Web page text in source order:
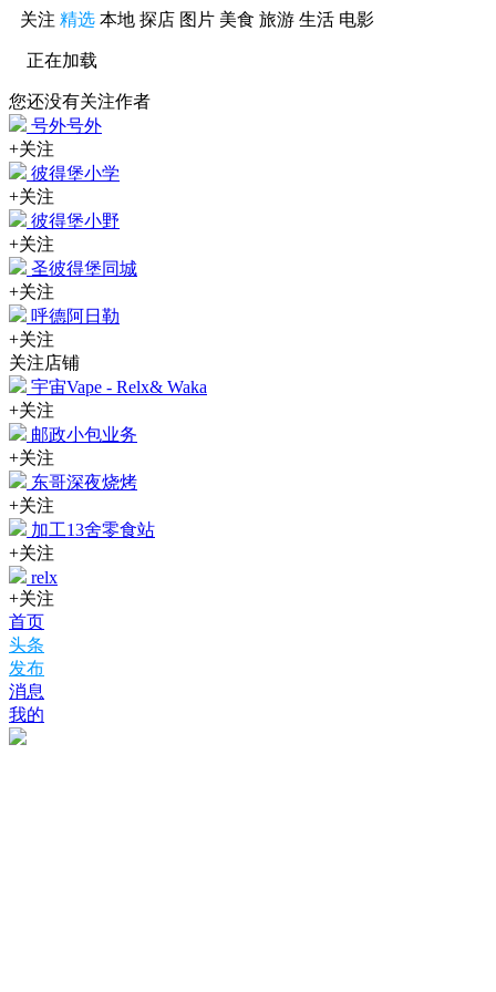
关注 精选 本地 探店 图片 美食 旅游 生活 电影
正在加载
您还没有关注作者
号外号外
+关注
彼得堡小学
+关注
彼得堡小野
+关注
圣彼得堡同城
+关注
呼德阿日勒
+关注
关注店铺
宇宙Vape - Relx& Waka
+关注
邮政小包业务
+关注
东哥深夜烧烤
+关注
加工13舍零食站
+关注
relx
+关注
首页
头条
发布
消息
我的